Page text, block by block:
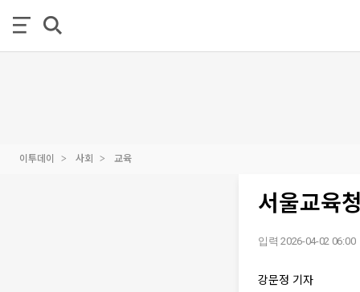
이투데이 사회 교육
서울교육
입력 2026-04-02 06:00
강문정 기자